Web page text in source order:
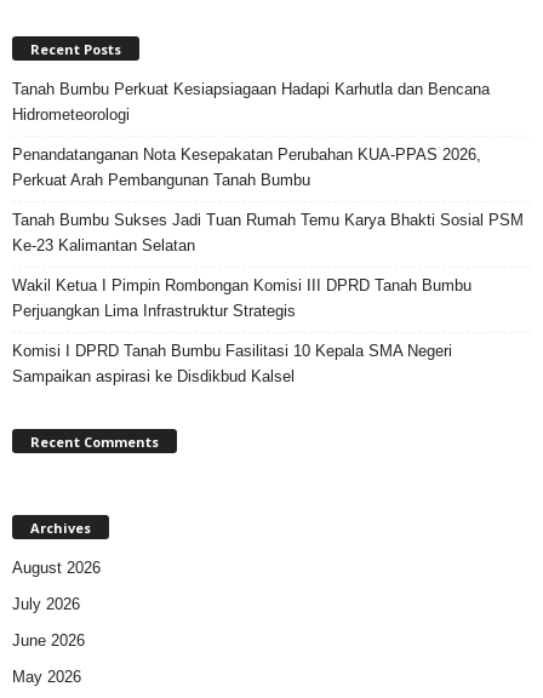
Recent Posts
Tanah Bumbu Perkuat Kesiapsiagaan Hadapi Karhutla dan Bencana
Hidrometeorologi
Penandatanganan Nota Kesepakatan Perubahan KUA-PPAS 2026,
Perkuat Arah Pembangunan Tanah Bumbu
Tanah Bumbu Sukses Jadi Tuan Rumah Temu Karya Bhakti Sosial PSM
Ke-23 Kalimantan Selatan
Wakil Ketua I Pimpin Rombongan Komisi III DPRD Tanah Bumbu
Perjuangkan Lima Infrastruktur Strategis
Komisi I DPRD Tanah Bumbu Fasilitasi 10 Kepala SMA Negeri
Sampaikan aspirasi ke Disdikbud Kalsel
Recent Comments
Archives
August 2026
July 2026
June 2026
May 2026